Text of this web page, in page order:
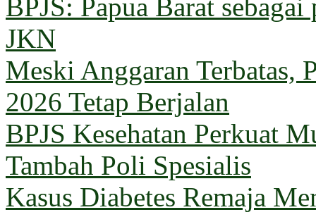
BPJS: Papua Barat
JKN
Meski Anggaran Terbatas,
2026 Tetap Berjalan
BPJS Kesehatan Perkuat
Tambah Poli Spesialis
Kasus Diabetes Remaja